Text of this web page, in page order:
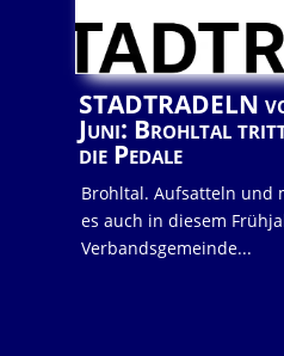
STADTRADELN
Juni: Brohltal
die Pedale
Brohltal. Aufsatteln und
es auch in diesem
Verbandsgemeinde...